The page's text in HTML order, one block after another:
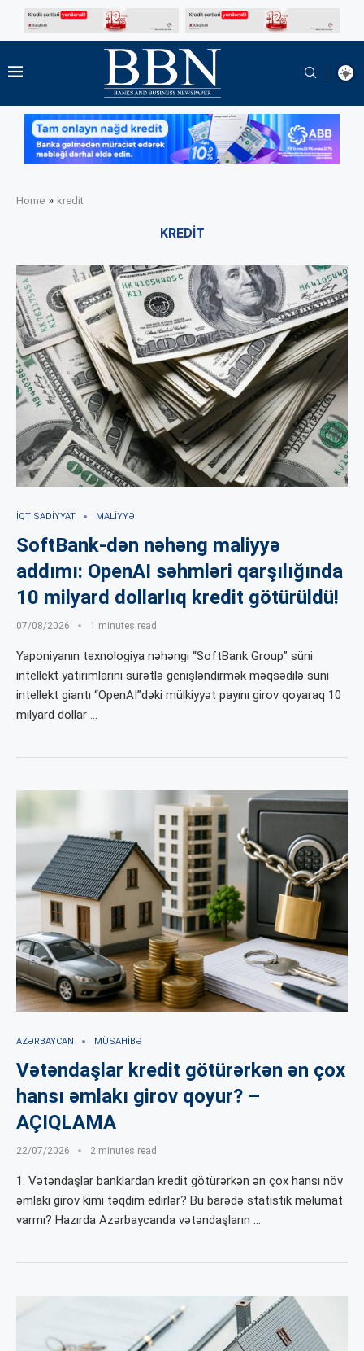
Home » kredit
KREDIT
İQTISADIYYAT MALIYYƏ
SoftBank-dən nəhəng maliyyə
addımı: OpenAI səhmləri qarşılığında
10 milyard dollarlıq kredit götürüldü!
07/08/2026 1 minutes read
Yaponiyanın texnologiya nəhəngi “SoftBank Group” süni
intellekt yatırımlarını sürətlə genişləndirmək məqsədilə süni
intellekt giantı “OpenAI”dəki mülkiyyət payını girov qoyaraq 10
milyard dollar …
AZƏRBAYCAN MÜSAHIBƏ
Vətəndaşlar kredit götürərkən ən çox
hansı əmlakı girov qoyur? –
AÇIQLAMA
22/07/2026 2 minutes read
1. Vətəndaşlar banklardan kredit götürərkən ən çox hansı növ
əmlakı girov kimi təqdim edirlər? Bu barədə statistik məlumat
varmı? Hazırda Azərbaycanda vətəndaşların …